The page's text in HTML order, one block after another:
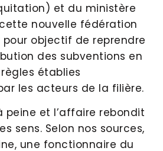
et du ministère
nouvelle fédération
objectif de reprendre
des subventions en
établies
les acteurs de la filière.
peine et l’affaire rebondit
sens. Selon nos sources,
une fonctionnaire du